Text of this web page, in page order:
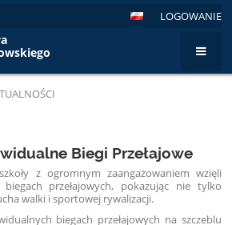
LOGOWANIE
Biegi Przełajowe
z ogromnym zaangażowaniem wzięli
przełajowych, pokazując nie tylko
walki i sportowej rywalizacji.
biegach przełajowych na szczeblu